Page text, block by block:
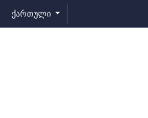
ქართული